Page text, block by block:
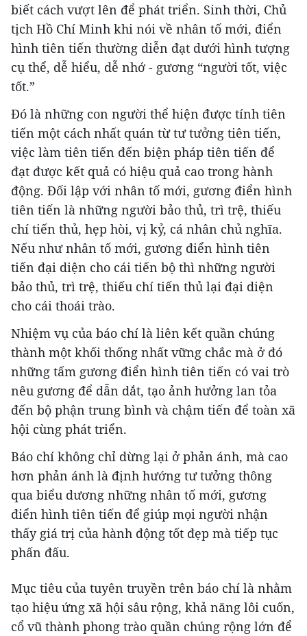
biết cách vượt lên để phát triển. Sinh thời, Chủ
tịch Hồ Chí Minh khi nói về nhân tố mới, điển
hình tiên tiến thường diễn đạt dưới hình tượng
cụ thể, dễ hiểu, dễ nhớ - gương “người tốt, việc
tốt.”
Đó là những con người thể hiện được tính tiên
tiến một cách nhất quán từ tư tưởng tiên tiến,
việc làm tiên tiến đến biện pháp tiên tiến để
đạt được kết quả có hiệu quả cao trong hành
động. Đối lập với nhân tố mới, gương điển hình
tiên tiến là những người bảo thủ, trì trệ, thiếu
chí tiến thủ, hẹp hòi, vị kỷ, cá nhân chủ nghĩa.
Nếu như nhân tố mới, gương điển hình tiên
tiến đại diện cho cái tiến bộ thì những người
bảo thủ, trì trệ, thiếu chí tiến thủ lại đại diện
cho cái thoái trào.
Nhiệm vụ của báo chí là liên kết quần chúng
thành một khối thống nhất vững chắc mà ở đó
những tấm gương điển hình tiên tiến có vai trò
nêu gương để dẫn dắt, tạo ảnh hưởng lan tỏa
đến bộ phận trung bình và chậm tiến để toàn xã
hội cùng phát triển.
Báo chí không chỉ dừng lại ở phản ánh, mà cao
hơn phản ánh là định hướng tư tưởng thông
qua biểu dương những nhân tố mới, gương
điển hình tiên tiến để giúp mọi người nhận
thấy giá trị của hành động tốt đẹp mà tiếp tục
phấn đấu.
Mục tiêu của tuyên truyền trên báo chí là nhằm
tạo hiệu ứng xã hội sâu rộng, khả năng lôi cuốn,
cổ vũ thành phong trào quần chúng rộng lớn để